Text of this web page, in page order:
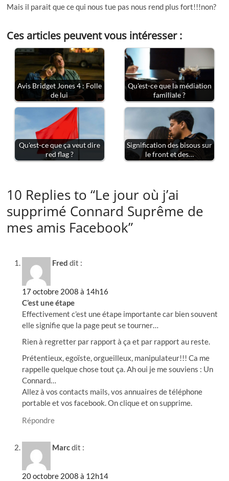
Mais il parait que ce qui nous tue pas nous rend plus fort!!!non?
Ces articles peuvent vous intéresser :
Avis Bridget Jones 4 : Folle
de lui
Qu'est-ce que la médiation
familiale ?
Qu'est-ce que ça veut dire
red flag ?
Signification des bisous sur
le front et des…
10 Replies to “Le jour où j’ai
supprimé Connard Suprême de
mes amis Facebook”
Fred dit :
17 octobre 2008 à 14h16
C’est une étape
Effectivement c’est une étape importante car bien souvent
elle signifie que la page peut se tourner…
Rien à regretter par rapport à ça et par rapport au reste.
Prétentieux, egoïste, orgueilleux, manipulateur!!! Ca me
rappelle quelque chose tout ça. Ah oui je me souviens : Un
Connard…
Allez à vos contacts mails, vos annuaires de téléphone
portable et vos facebook. On clique et on supprime.
Répondre
Marcdit :
20 octobre 2008 à 12h14